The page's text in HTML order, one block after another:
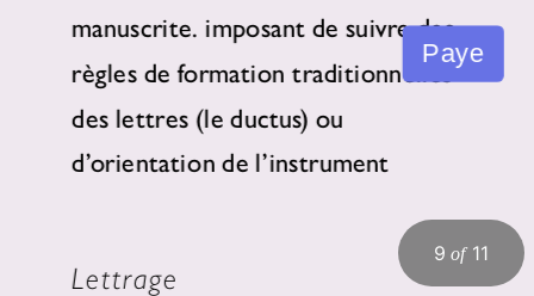
manuscrite. imposant de suivre des
règles de formation traditionnelles
des lettres (le ductus) ou
d’orientation de l’instrument
Lettrage
9 of 11